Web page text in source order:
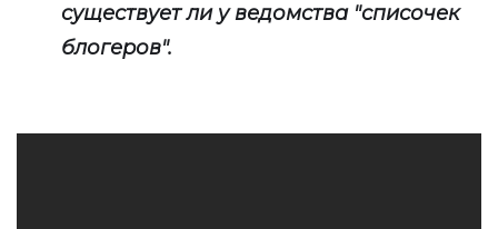
существует ли у ведомства "списочек
блогеров".